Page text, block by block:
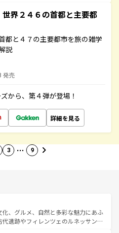
界２４６の首都と主要都
都と４７の主要都市を旅の雑学
説
発売
から、第４弾が登場！
詳細を見る
3 … 9
化、グルメ、自然と多彩な魅力にあふ
代遺跡やフィレンツェのルネッサンス